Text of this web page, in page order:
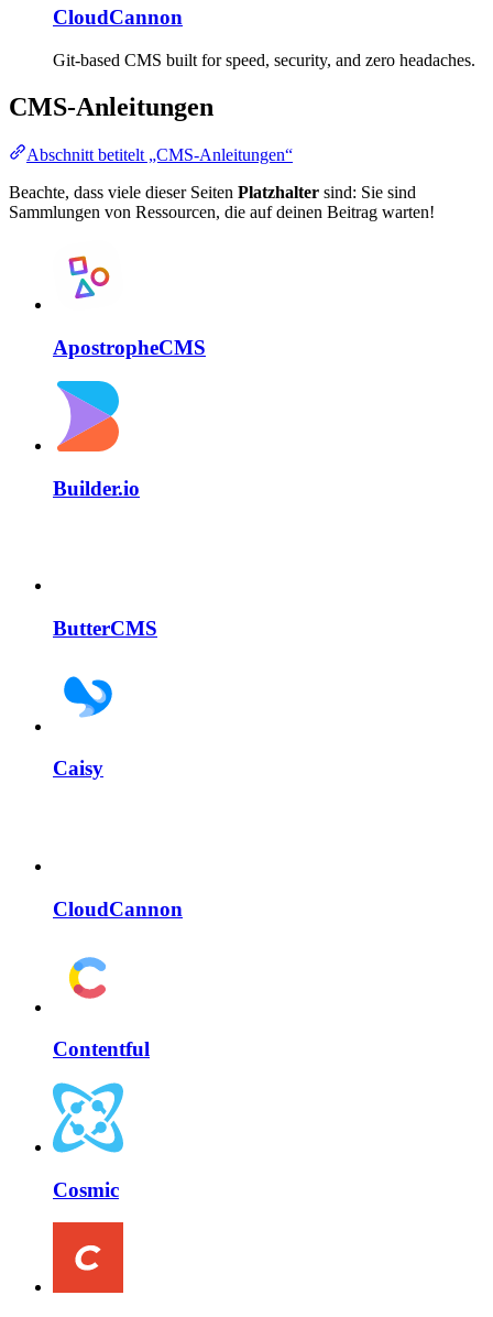
CloudCannon
Git-based CMS built for speed, security, and zero headaches.
CMS-Anleitungen
Abschnitt betitelt „CMS-Anleitungen“
Beachte, dass viele dieser Seiten Platzhalter sind: Sie sind
Sammlungen von Ressourcen, die auf deinen Beitrag warten!
ApostropheCMS
Builder.io
ButterCMS
Caisy
CloudCannon
Contentful
Cosmic